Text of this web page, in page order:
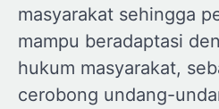
masyarakat sehingga
mampu beradaptasi
hukum masyarakat,
cerobong undang-